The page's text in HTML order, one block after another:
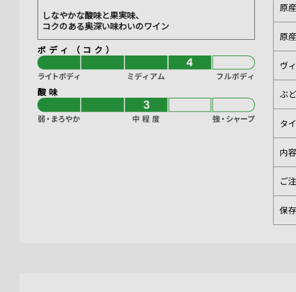
しなやかな酸味と果実味、
コクのある奥深い味わいのワイン
ボディ（コク）
酸味
原
原
ヴ
ぶ
タ
内
ご
保